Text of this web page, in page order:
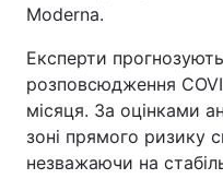
Moderna.
Експерти
розповсюдження
місяця. За оцінками
зоні прямого ризику
незважаючи на